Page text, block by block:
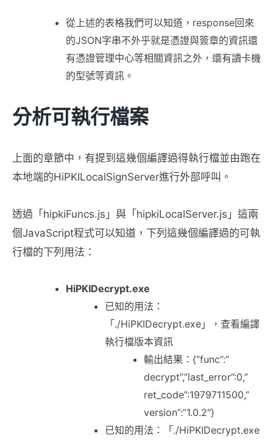
從上述的表格我們可以知道，response回來
的JSON字串不外乎就是憑證與簽章的資訊還
有憑證管理中心等相關資訊之外，還有讀卡機
的型號等資訊。
分析可執行檔案
上面的章節中，有提到這幾個編譯過得執行檔並由跑在
本地端的HiPKILocalSignServer進行外部呼叫。
透過「hipkiFuncs.js」與「hipkiLocalServer.js」這兩
個JavaScript程式可以知道，下列這幾個編譯過的可執
行檔的下列用法：
HiPKIDecrypt.exe
已知的用法：
「./HiPKIDecrypt.exe」，查看編譯
執行檔版本資訊
輸出結果：{“func”:”
decrypt”,”last_error”:0,”
ret_code”:1979711500,”
version”:”1.0.2″}
已知的用法：「./HiPKIDecrypt.exe